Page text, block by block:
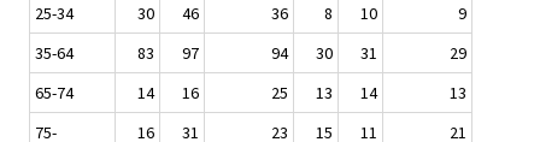
25-34
30 46 36 8 10
9
35-64
83 97 94 30 31
29
65-74
14 16 25 13 14
13
75-
16 31 23 15 11
21